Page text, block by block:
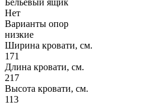
Нет
Варианты опор
низкие
Ширина кровати, см.
171
Длина кровати, см.
217
Высота кровати, см.
113